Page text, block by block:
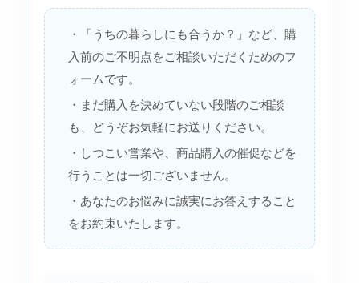
・「うちの暮らしにも合うか？」など、購
入前のご不明点をご相談いただくためのフ
ォームです。
・まだ購入を決めていない段階のご相談
も、どうぞお気軽にお送りください。
・しつこい営業や、商品購入の催促などを
行うことは一切ございません。
・あなたのお悩みに誠実にお答えすること
をお約束いたします。